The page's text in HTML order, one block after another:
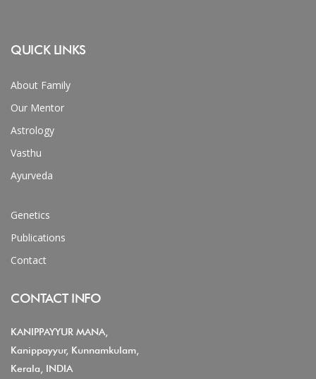
QUICK LINKS
About Family
Our Mentor
Astrology
Vasthu
Ayurveda
Genetics
Publications
Contact
CONTACT INFO
KANIPPAYYUR MANA,
Kanippayyur, Kunnamkulam,
Kerala, INDIA